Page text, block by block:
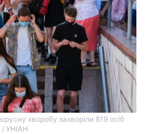
хворобу захворіли 819 осіб
/ УНІАН